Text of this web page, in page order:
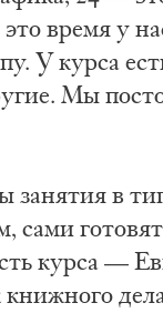
это время у
У курса
Мы
занятия в
сами
курса —